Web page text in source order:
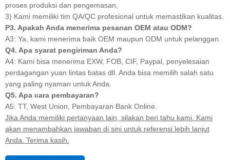
proses produksi dan pengemasan,
3) Kami memiliki tim QA/QC profesional untuk memastikan kualitas.
P3. Apakah Anda menerima pesanan OEM atau ODM?
A3: Ya, kami menerima baik OEM maupun ODM untuk pelanggan.
Q4. Apa syarat pengiriman Anda?
A4: Kami bisa menerima EXW, FOB, CIF, Paypal, penyelesaian
perdagangan yuan lintas batas dll. Anda bisa memilih salah satu
yang paling nyaman untuk Anda.
Q5. Apa cara pembayaran?
A5: TT, West Union, Pembayaran Bank Online.
Jika Anda memiliki pertanyaan lain, silakan beri tahu kami. Kami
akan menambahkan jawaban di sini untuk referensi lebih lanjut
Anda. Terima kasih.